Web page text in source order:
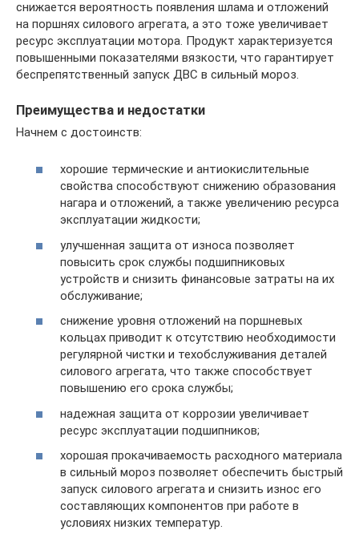
снижается вероятность появления шлама и отложений
на поршнях силового агрегата, а это тоже увеличивает
ресурс эксплуатации мотора. Продукт характеризуется
повышенными показателями вязкости, что гарантирует
беспрепятственный запуск ДВС в сильный мороз.
Преимущества и недостатки
Начнем с достоинств:
хорошие термические и антиокислительные
свойства способствуют снижению образования
нагара и отложений, а также увеличению ресурса
эксплуатации жидкости;
улучшенная защита от износа позволяет
повысить срок службы подшипниковых
устройств и снизить финансовые затраты на их
обслуживание;
снижение уровня отложений на поршневых
кольцах приводит к отсутствию необходимости
регулярной чистки и техобслуживания деталей
силового агрегата, что также способствует
повышению его срока службы;
надежная защита от коррозии увеличивает
ресурс эксплуатации подшипников;
хорошая прокачиваемость расходного материала
в сильный мороз позволяет обеспечить быстрый
запуск силового агрегата и снизить износ его
составляющих компонентов при работе в
условиях низких температур.